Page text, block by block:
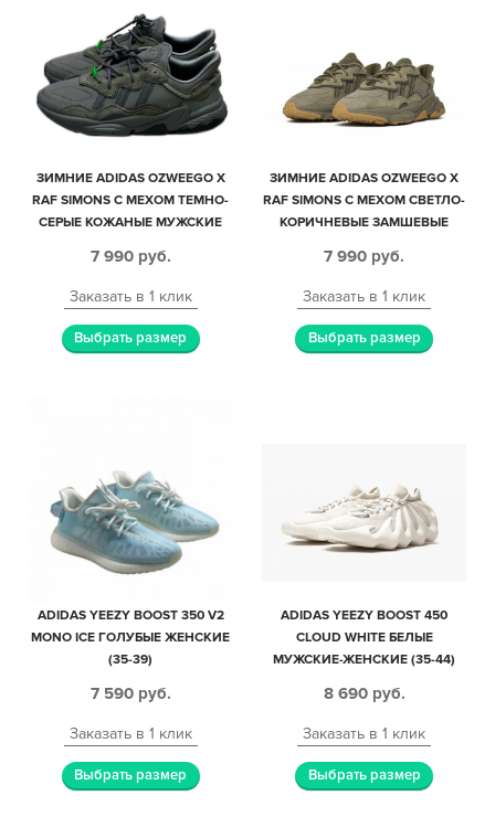
ЗИМНИЕ ADIDAS OZWEEGO X
RAF SIMONS С МЕХОМ ТЕМНО-
СЕРЫЕ КОЖАНЫЕ МУЖСКИЕ
7 990 руб.
Заказать в 1 клик
Выбрать размер
ЗИМНИЕ ADIDAS OZWEEGO X
RAF SIMONS С МЕХОМ СВЕТЛО-
КОРИЧНЕВЫЕ ЗАМШЕВЫЕ
7 990 руб.
Заказать в 1 клик
Выбрать размер
ADIDAS YEEZY BOOST 350 V2
MONO ICE ГОЛУБЫЕ ЖЕНСКИЕ
(35-39)
7 590 руб.
Заказать в 1 клик
Выбрать размер
ADIDAS YEEZY BOOST 450
CLOUD WHITE БЕЛЫЕ
МУЖСКИЕ-ЖЕНСКИЕ (35-44)
8 690 руб.
Заказать в 1 клик
Выбрать размер